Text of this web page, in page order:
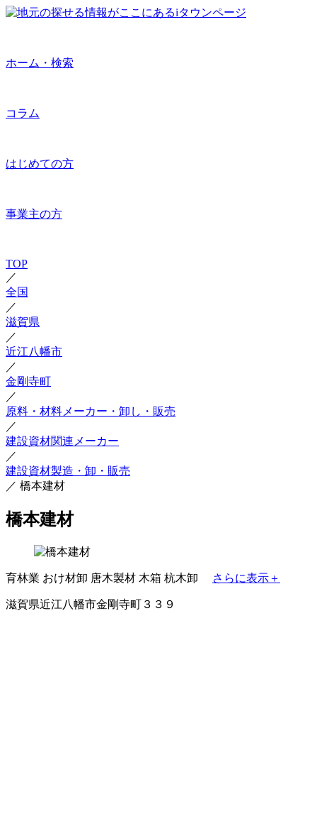
ホーム・検索
コラム
はじめての方
事業主の方
TOP
／
全国
／
滋賀県
／
近江八幡市
／
金剛寺町
／
原料・材料メーカー・卸し・販売
／
建設資材関連メーカー
／
建設資材製造・卸・販売
／ 橋本建材
橋本建材
育林業 おけ材卸 唐木製材 木箱 杭木卸 さらに表示＋
滋賀県近江八幡市金剛寺町３３９